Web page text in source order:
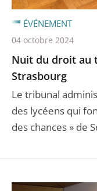
Nuit du droit au
Strasbourg
Le tribunal
des lycéens qui
des chances » de
ÉVÉNEMENT
04 octobre 2024